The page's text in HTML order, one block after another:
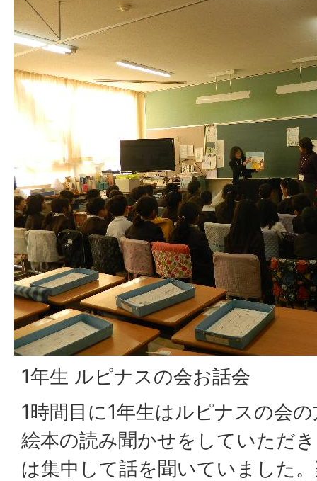
1年生 ルピナスの会お話会
1時間目に1年生はルピナスの会
絵本の読み聞かせをしていただ
は集中して話を聞いていました